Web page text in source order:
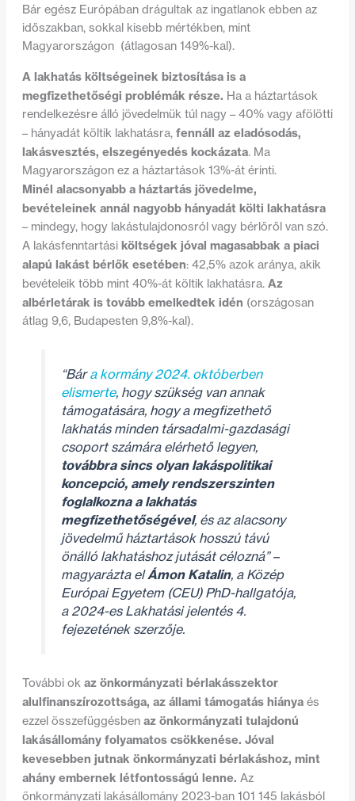
Bár egész Európában drágultak az ingatlanok ebben az
időszakban, sokkal kisebb mértékben, mint
Magyarországon (átlagosan 149%-kal).
A lakhatás költségeinek biztosítása is a
megfizethetőségi problémák része. Ha a háztartások
rendelkezésre álló jövedelmük túl nagy – 40% vagy afölötti
– hányadát költik lakhatásra, fennáll az eladósodás,
lakásvesztés, elszegényedés kockázata. Ma
Magyarországon ez a háztartások 13%-át érinti.
Minél alacsonyabb a háztartás jövedelme,
bevételeinek annál nagyobb hányadát költi lakhatásra
– mindegy, hogy lakástulajdonosról vagy bérlőről van szó.
A lakásfenntartási költségek jóval magasabbak a piaci
alapú lakást bérlők esetében: 42,5% azok aránya, akik
bevételeik több mint 40%-át költik lakhatásra. Az
albérletárak is tovább emelkedtek idén (országosan
átlag 9,6, Budapesten 9,8%-kal).
“Bára kormány 2024. októberben
elismerte, hogy szükség van annak
támogatására, hogy a megfizethető
lakhatás minden társadalmi-gazdasági
csoport számára elérhető legyen,
továbbra sincs olyan lakáspolitikai
koncepció, amely rendszerszinten
foglalkozna a lakhatás
megfizethetőségével, és az alacsony
jövedelmű háztartások hosszú távú
önálló lakhatáshoz jutását célozná”–
magyarázta elÁmon Katalin, a Közép
Európai Egyetem (CEU) PhD-hallgatója,
a 2024-es Lakhatási jelentés 4.
fejezetének szerzője.
További ok az önkormányzati bérlakásszektor
alulfinanszírozottsága, az állami támogatás hiányaés
ezzel összefüggésbenaz önkormányzati tulajdonú
lakásállomány folyamatos csökkenése. Jóval
kevesebben jutnak önkormányzati bérlakáshoz, mint
ahány embernek létfontosságú lenne. Az
önkormányzati lakásállomány 2023-ban 101 145 lakásból